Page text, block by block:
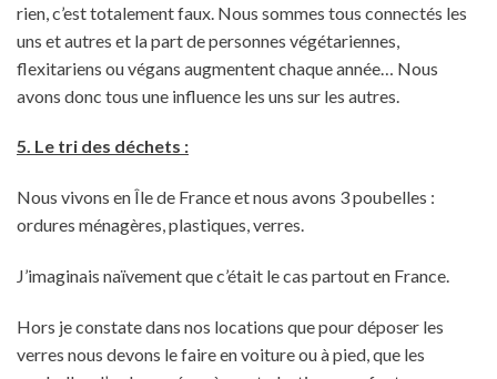
rien, c’est totalement faux. Nous sommes tous connectés les
uns et autres et la part de personnes végétariennes,
flexitariens ou végans augmentent chaque année… Nous
avons donc tous une influence les uns sur les autres.
5. Le tri des déchets :
Nous vivons en Île de France et nous avons 3 poubelles :
ordures ménagères, plastiques, verres.
J’imaginais naïvement que c’était le cas partout en France.
Hors je constate dans nos locations que pour déposer les
verres nous devons le faire en voiture ou à pied, que les